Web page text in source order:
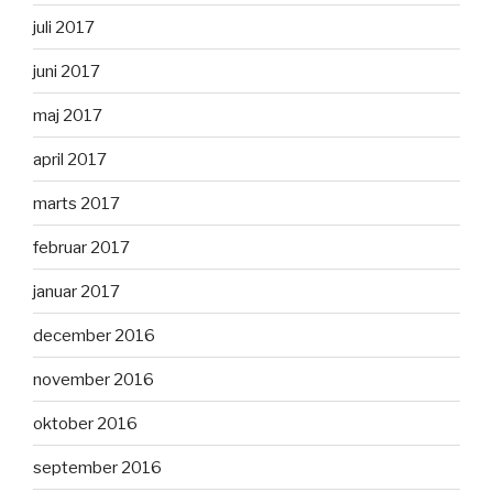
juli 2017
juni 2017
maj 2017
april 2017
marts 2017
februar 2017
januar 2017
december 2016
november 2016
oktober 2016
september 2016